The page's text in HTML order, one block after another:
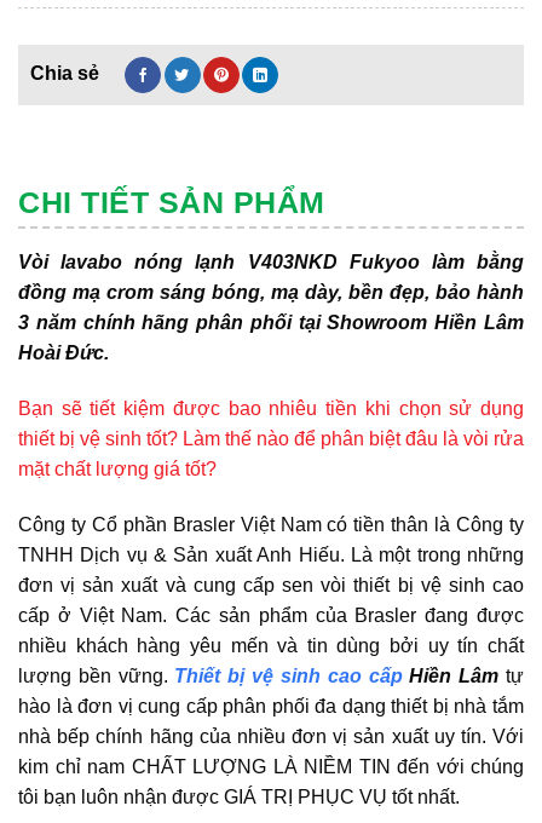
CHI TIẾT SẢN PHẨM
Vòi lavabo nóng lạnh V403NKD Fukyoo làm bằng
đồng mạ crom sáng bóng, mạ dày, bền đẹp, bảo hành
3 năm chính hãng phân phối tại Showroom Hiền Lâm
Hoài Đức.
Bạn sẽ tiết kiệm được bao nhiêu tiền khi chọn sử dụng
thiết bị vệ sinh tốt? Làm thế nào để phân biệt đâu là vòi rửa
mặt chất lượng giá tốt?
Công ty Cổ phần Brasler Việt Nam có tiền thân là Công ty
TNHH Dịch vụ & Sản xuất Anh Hiếu. Là một trong những
đơn vị sản xuất và cung cấp sen vòi thiết bị vệ sinh cao
cấp ở Việt Nam. Các sản phẩm của Brasler đang được
nhiều khách hàng yêu mến và tin dùng bởi uy tín chất
lượng bền vững. Thiết bị vệ sinh cao cấpHiền Lâm tự
hào là đơn vị cung cấp phân phối đa dạng thiết bị nhà tắm
nhà bếp chính hãng của nhiều đơn vị sản xuất uy tín. Với
kim chỉ nam CHẤT LƯỢNG LÀ NIỀM TIN đến với chúng
tôi bạn luôn nhận được GIÁ TRỊ PHỤC VỤ tốt nhất.